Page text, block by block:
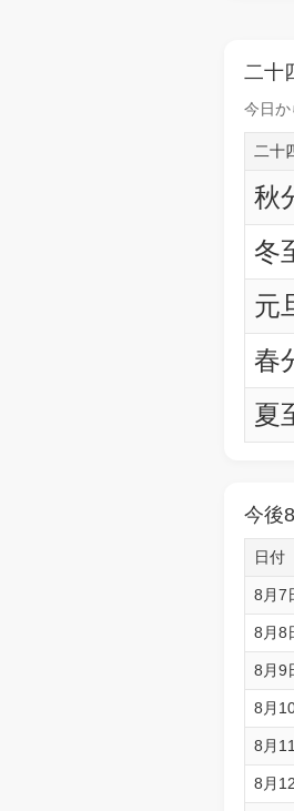
二十
今日か
二十
秋
冬
元
春
夏
今後
日付
8月7
8月8
8月9
8月
8月
8月